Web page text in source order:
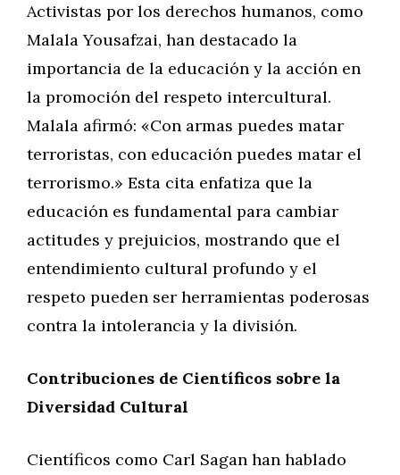
Activistas por los derechos humanos, como
Malala Yousafzai, han destacado la
importancia de la educación y la acción en
la promoción del respeto intercultural.
Malala afirmó: «Con armas puedes matar
terroristas, con educación puedes matar el
terrorismo.» Esta cita enfatiza que la
educación es fundamental para cambiar
actitudes y prejuicios, mostrando que el
entendimiento cultural profundo y el
respeto pueden ser herramientas poderosas
contra la intolerancia y la división.
Contribuciones de Científicos sobre la
Diversidad Cultural
Científicos como Carl Sagan han hablado